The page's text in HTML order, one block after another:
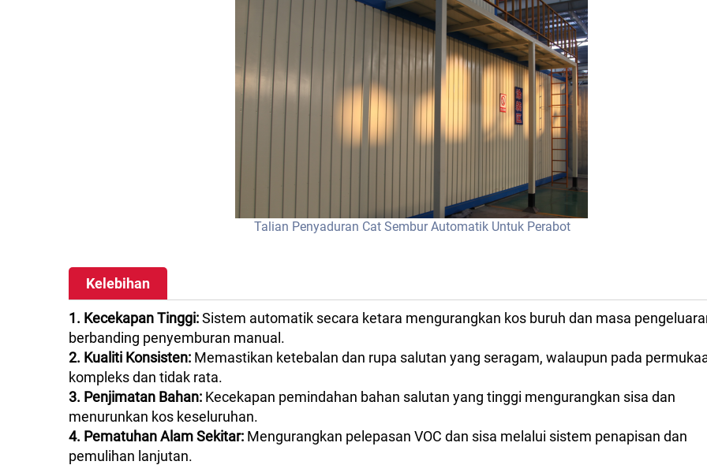
Talian Penyaduran Cat Sembur Automatik Untuk Perabot
Kelebihan
1. Kecekapan Tinggi:Sistem automatik secara ketara mengurangkan kos buruh dan masa
berbanding penyemburan manual.
2. Kualiti Konsisten: Memastikan ketebalan dan rupa salutan yang seragam, walaupun pada
kompleks dan tidak rata.
3. Penjimatan Bahan: Kecekapan pemindahan bahan salutan yang tinggi mengurangkan sisa dan
menurunkan kos keseluruhan.
4. Pematuhan Alam Sekitar: Mengurangkan pelepasan VOC dan sisa melalui sistem penapisan dan
pemulihan lanjutan.